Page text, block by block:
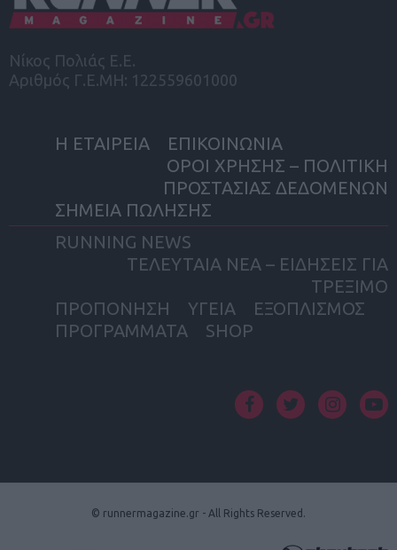
Νίκος Πολιάς Ε.Ε.
Αριθμός Γ.Ε.ΜΗ: 122559601000
Η ΕΤΑΙΡΕΙΑ
ΕΠΙΚΟΙΝΩΝΙΑ
ΟΡΟΙ ΧΡΗΣΗΣ – ΠΟΛΙΤΙΚΗ
ΠΡΟΣΤΑΣΙΑΣ ΔΕΔΟΜΕΝΩΝ
ΣΗΜΕΙΑ ΠΩΛΗΣΗΣ
RUNNING NEWS
ΤΕΛΕΥΤΑΙΑ ΝΕΑ – ΕΙΔΗΣΕΙΣ ΓΙΑ
ΤΡΕΞΙΜΟ
ΠΡΟΠΟΝΗΣΗ
ΥΓΕΙΑ
ΕΞΟΠΛΙΣΜΟΣ
ΠΡΟΓΡΑΜΜΑΤΑ
SHOP
© runnermagazine.gr - All Rights Reserved.